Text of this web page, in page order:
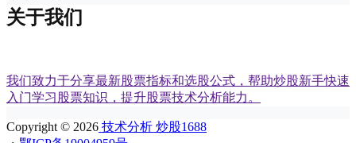
关于我们
我们致力于分享最新股票指标和选股公式，帮助炒股新手快速
入门学习股票知识，提升股票技术分析能力。
Copyright © 2026 技术分析 炒股1688